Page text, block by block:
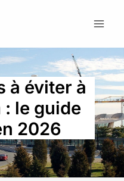
à éviter à
le guide
2026